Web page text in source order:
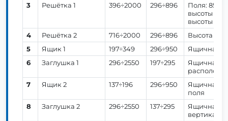
3
Решётка 1 396÷2000 296÷896
Поля: 85
высоты
высоты
4
Решётка 2 716÷2000 296÷896
Высота
5
Ящик 1 197÷349 296÷950
Ящичная
6
Заглушка 1 296÷2550 197÷295
Ящичная
7
Ящик 2 137÷196 296÷950
Ящичная
поля
8
Заглушка 2 296÷2550 137÷295
Ящичная